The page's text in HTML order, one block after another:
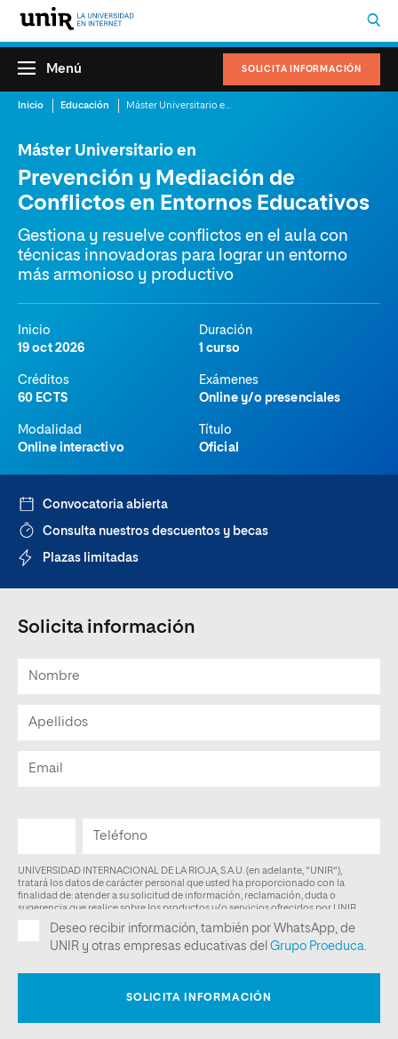
SOLICITA INFORMACIÓN
Menú
Inicio Educación
Máster Universitario en
Prevención y Mediación de
Conflictos en Entornos Educativos
Gestiona y resuelve conflictos en el aula con
técnicas innovadoras para lograr un entorno
más armonioso y productivo
Inicio
19 oct 2026
Duración
1 curso
Créditos
60 ECTS
Exámenes
Online y/o presenciales
Modalidad
Online interactivo
Título
Oficial
Convocatoria abierta
Consulta nuestros descuentos y becas
Plazas limitadas
Solicita información